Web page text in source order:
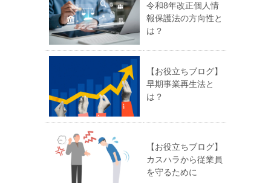
令和8年改正個人情
報保護法の方向性と
は？
【お役立ちブログ】
早期事業再生法と
は？
【お役立ちブログ】
カスハラから従業員
を守るために